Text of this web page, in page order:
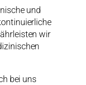
und
wir
bei uns